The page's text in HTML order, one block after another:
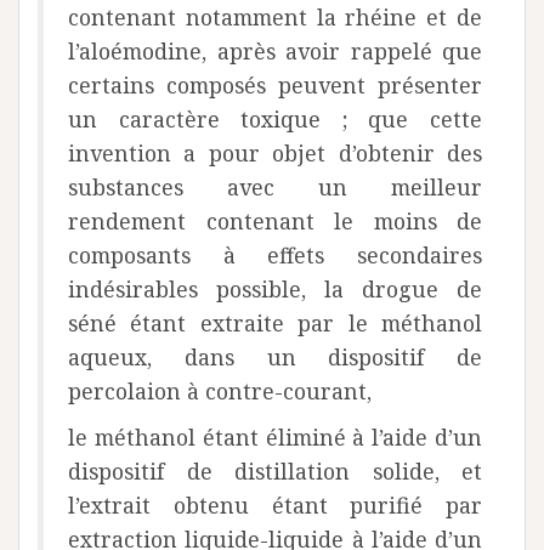
contenant notamment la rhéine et de
l’aloémodine, après avoir rappelé que
certains composés peuvent présenter
un caractère toxique ; que cette
invention a pour objet d’obtenir des
substances avec un meilleur
rendement contenant le moins de
composants à effets secondaires
indésirables possible, la drogue de
séné étant extraite par le méthanol
aqueux, dans un dispositif de
percolaion à contre-courant,
le méthanol étant éliminé à l’aide d’un
dispositif de distillation solide, et
l’extrait obtenu étant purifié par
extraction liquide-liquide à l’aide d’un